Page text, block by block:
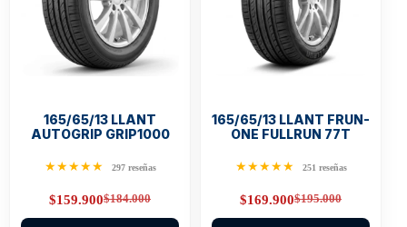
165/65/13 LLANT
AUTOGRIP GRIP1000
★★★★★ 297 reseñas
$184.000
Original
price
$159.900Current
price
165/65/13 LLANT FRUN-
ONE FULLRUN 77T
★★★★★ 251 reseñas
$195.000
Original
price
$169.900Current
price